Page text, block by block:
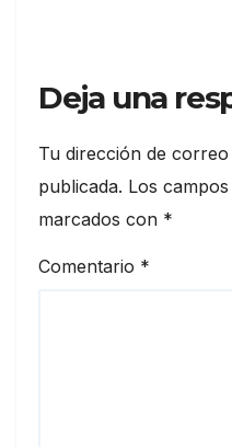
Deja una
Tu dirección de
publicada. Los
marcados con *
Comentario *